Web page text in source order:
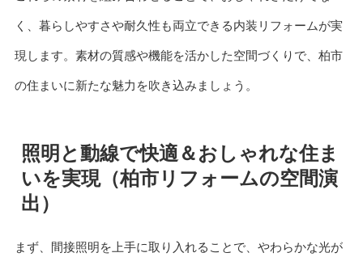
く、暮らしやすさや耐久性も両立できる内装リフォームが実
現します。素材の質感や機能を活かした空間づくりで、柏市
の住まいに新たな魅力を吹き込みましょう。
照明と動線で快適＆おしゃれな住ま
いを実現（柏市リフォームの空間演
出）
まず、間接照明を上手に取り入れることで、やわらかな光が